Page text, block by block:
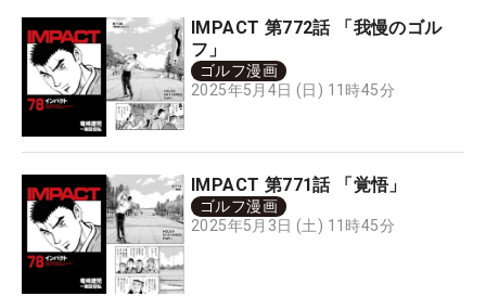
IMPACT 第772話 「我慢のゴル
フ」
ゴルフ漫画
2025年5月4日 (日) 11時45分
IMPACT 第771話 「覚悟」
ゴルフ漫画
2025年5月3日 (土) 11時45分